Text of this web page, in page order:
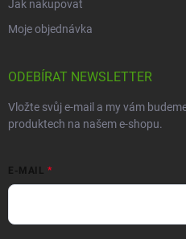
Jak nakupovat
Moje objednávka
ODEBÍRAT NEWSLETTER
Vložte svůj e-mail a my vám
produktech na našem e-shopu.
E-MAIL